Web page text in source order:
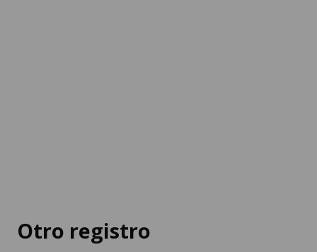
Otro registro